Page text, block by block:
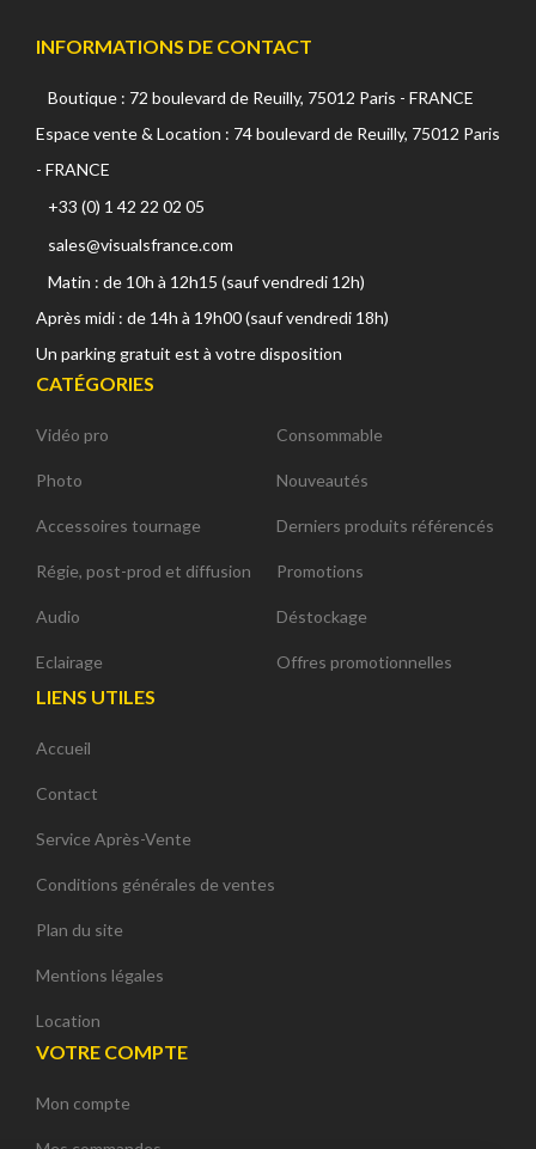
INFORMATIONS DE CONTACT
Boutique : 72 boulevard de Reuilly, 75012 Paris - FRANCE
Espace vente & Location : 74 boulevard de Reuilly, 75012 Paris
- FRANCE
+33 (0) 1 42 22 02 05
sales@visualsfrance.com
Matin : de 10h à 12h15 (sauf vendredi 12h)
Après midi : de 14h à 19h00 (sauf vendredi 18h)
Un parking gratuit est à votre disposition
CATÉGORIES
Vidéo pro
Photo
Accessoires tournage
Régie, post-prod et diffusion
Audio
Eclairage
Consommable
Nouveautés
Derniers produits référencés
Promotions
Déstockage
Offres promotionnelles
LIENS UTILES
Accueil
Contact
Service Après-Vente
Conditions générales de ventes
Plan du site
Mentions légales
Location
VOTRE COMPTE
Mon compte